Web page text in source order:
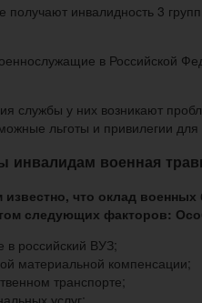
получают инвалидность 3
в Российской
службы у них возникают
льготы и привилегии
военная
что оклад военных
следующих факторов:
в российский ВУЗ;
материальной компенсации;
транспорте;